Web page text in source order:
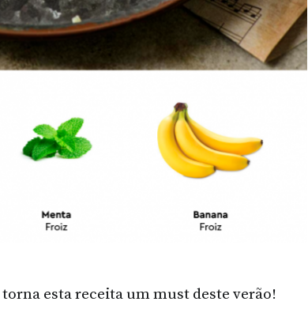
esta receita um must deste verão!
5.ª
A arte chegou ao
Shopping Cidade
7 DE AGOSTO, 2026